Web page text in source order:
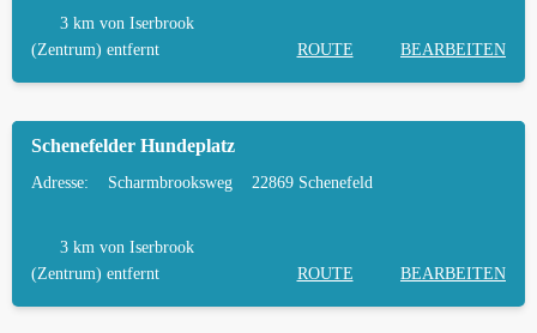
3 km von Iserbrook
(Zentrum) entfernt
ROUTE BEARBEITEN
Schenefelder Hundeplatz
Adresse: Scharmbrooksweg 22869 Schenefeld
3 km von Iserbrook
(Zentrum) entfernt
ROUTE BEARBEITEN